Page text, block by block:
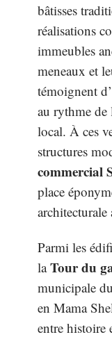
bâtisses
réalisations
immeubles
meneaux et
témoignent
au rythme de
local. À ces
structures
commercial
place
architecturale
Parmi les
laTour du
municipale
en Mama
entre histoire